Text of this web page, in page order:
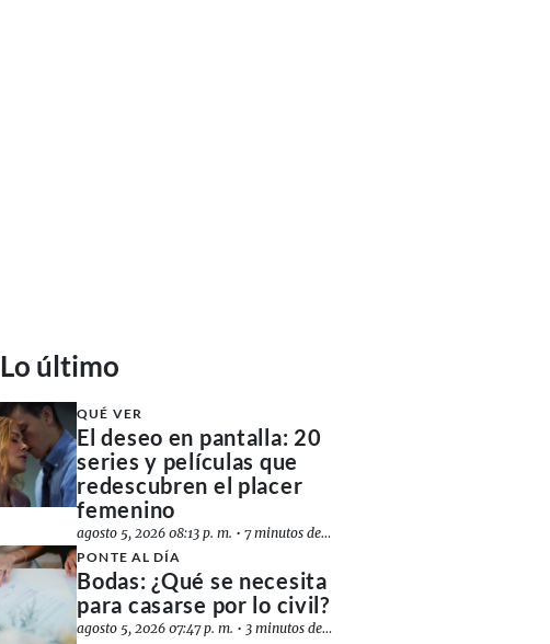
Lo último
QUÉ VER
El deseo en pantalla: 20
series y películas que
redescubren el placer
femenino
agosto 5, 2026 08:13 p. m. •7 minutos de lectura
PONTE AL DÍA
Bodas: ¿Qué se necesita
para casarse por lo civil?
agosto 5, 2026 07:47 p. m. • 3 minutos de lectura